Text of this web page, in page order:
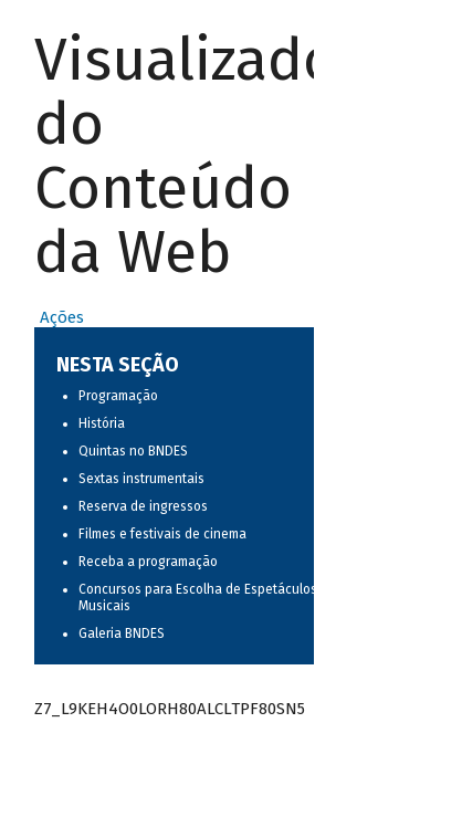
Visualizador
do
Conteúdo
da Web
Ações
NESTA SEÇÃO
Programação
História
Quintas no BNDES
Sextas instrumentais
Reserva de ingressos
Filmes e festivais de cinema
Receba a programação
Concursos para Escolha de Espetáculos
Musicais
Galeria BNDES
Z7_L9KEH4O0LORH80ALCLTPF80SN5